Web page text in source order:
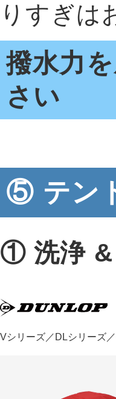
りすぎは
撥水力
さい
⑤ テン
① 洗浄 &
Vシリーズ／DLシリーズ